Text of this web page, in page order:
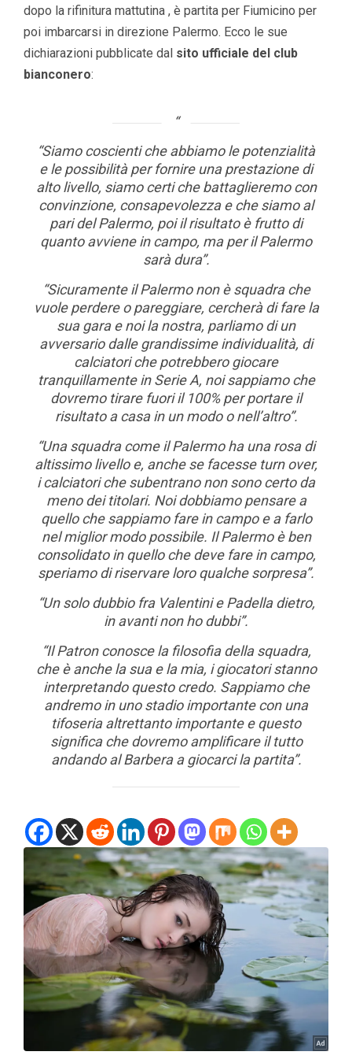
dopo la rifinitura mattutina , è partita per Fiumicino per
poi imbarcarsi in direzione Palermo. Ecco le sue
dichiarazioni pubblicate dal sito ufficiale del club
bianconero:
“Siamo coscienti che abbiamo le potenzialità
e le possibilità per fornire una prestazione di
alto livello, siamo certi che battaglieremo con
convinzione, consapevolezza e che siamo al
pari del Palermo, poi il risultato è frutto di
quanto avviene in campo, ma per il Palermo
sarà dura”.
“Sicuramente il Palermo non è squadra che
vuole perdere o pareggiare, cercherà di fare la
sua gara e noi la nostra, parliamo di un
avversario dalle grandissime individualità, di
calciatori che potrebbero giocare
tranquillamente in Serie A, noi sappiamo che
dovremo tirare fuori il 100% per portare il
risultato a casa in un modo o nell’altro”.
“Una squadra come il Palermo ha una rosa di
altissimo livello e, anche se facesse turn over,
i calciatori che subentrano non sono certo da
meno dei titolari. Noi dobbiamo pensare a
quello che sappiamo fare in campo e a farlo
nel miglior modo possibile. Il Palermo è ben
consolidato in quello che deve fare in campo,
speriamo di riservare loro qualche sorpresa”.
“Un solo dubbio fra Valentini e Padella dietro,
in avanti non ho dubbi”.
“Il Patron conosce la filosofia della squadra,
che è anche la sua e la mia, i giocatori stanno
interpretando questo credo. Sappiamo che
andremo in uno stadio importante con una
tifoseria altrettanto importante e questo
significa che dovremo amplificare il tutto
andando al Barbera a giocarci la partita”.